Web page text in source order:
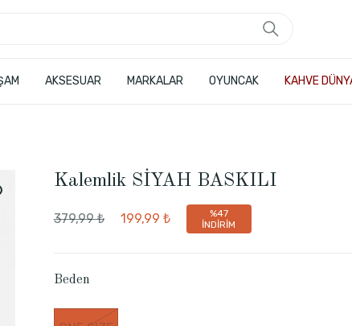
AKSESUAR MARKALAR OYUNCAK KAHVE
Kalemlik SİYAH BASKILI
379,99 ₺ 199,99 ₺
%47
İNDİRİM
Beden